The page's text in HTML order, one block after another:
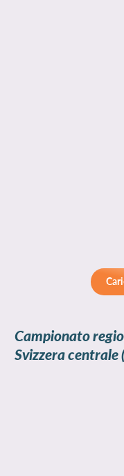
Campionato
Svizzera centrale